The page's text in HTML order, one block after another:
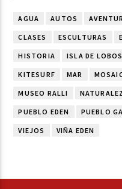
AGUA AUTOS
CLASES ESCULTURAS
HISTORIA ISLA DE LOBOS
KITESURF MAR
MUSEO RALLI
PUEBLO EDEN PUEBLO
VIEJOS VIÑA EDEN